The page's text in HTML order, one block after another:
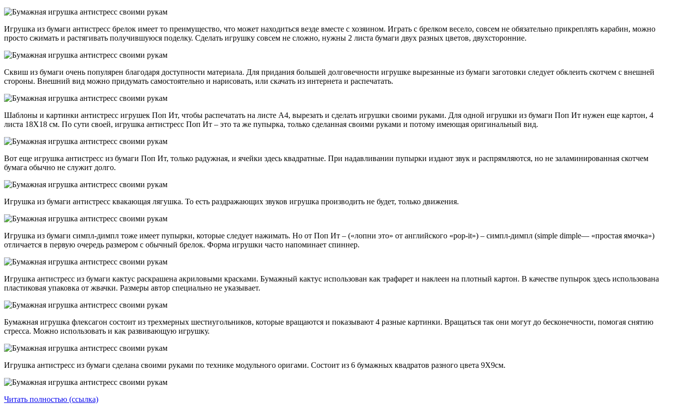
Игрушка из бумаги антистресс брелок имеет то преимущество, что может находиться везде вместе с хозяином. Играть с брелком весело, совсем не обязательно прикреплять карабин, можно
просто сжимать и растягивать получившуюся поделку. Сделать игрушку совсем не сложно, нужны 2 листа бумаги двух разных цветов, двухсторонние.
Сквиш из бумаги очень популярен благодаря доступности материала. Для придания большей долговечности игрушке вырезанные из бумаги заготовки следует обклеить скотчем с внешней
стороны. Внешний вид можно придумать самостоятельно и нарисовать, или скачать из интернета и распечатать.
Шаблоны и картинки антистресс игрушек Поп Ит, чтобы распечатать на листе А4, вырезать и сделать игрушки своими руками. Для одной игрушки из бумаги Поп Ит нужен еще картон, 4
листа 18Х18 см. По сути своей, игрушка антистресс Поп Ит – это та же пупырка, только сделанная своими руками и потому имеющая оригинальный вид.
Вот еще игрушка антистресс из бумаги Поп Ит, только радужная, и ячейки здесь квадратные. При надавливании пупырки издают звук и распрямляются, но не заламинированная скотчем
бумага обычно не служит долго.
Игрушка из бумаги антистресс квакающая лягушка. То есть раздражающих звуков игрушка производить не будет, только движения.
Игрушка из бумаги симпл-димпл тоже имеет пупырки, которые следует нажимать. Но от Поп Ит – («лопни это» от английского «pop-it») – симпл-димпл (simple dimple— «простая ямочка»)
отличается в первую очередь размером с обычный брелок. Форма игрушки часто напоминает спиннер.
Игрушка антистресс из бумаги кактус раскрашена акриловыми красками. Бумажный кактус использован как трафарет и наклеен на плотный картон. В качестве пупырок здесь использована
пластиковая упаковка от жвачки. Размеры автор специально не указывает.
Бумажная игрушка флексагон состоит из трехмерных шестиугольников, которые вращаются и показывают 4 разные картинки. Вращаться так они могут до бесконечности, помогая снятию
стресса. Можно использовать и как развивающую игрушку.
Игрушка антистресс из бумаги сделана своими руками по технике модульного оригами. Состоит из 6 бумажных квадратов разного цвета 9Х9см.
Читать полностью (ссылка)